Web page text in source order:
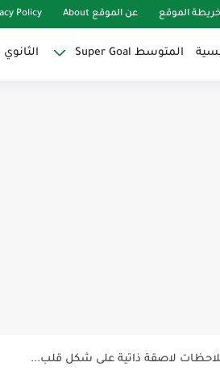
خريطة الموقع عن الموقع About Policy
المتوسط Super Goal الثانوي Mega Goal
لاصقة ذاتية على شكل قلب...